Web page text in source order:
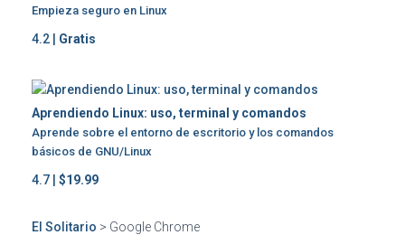
Empieza seguro en Linux
4.2 | Gratis
Aprendiendo Linux: uso, terminal y comandos
Aprende sobre el entorno de escritorio y los comandos
básicos de GNU/Linux
4.7 | $19.99
El Solitario > Google Chrome